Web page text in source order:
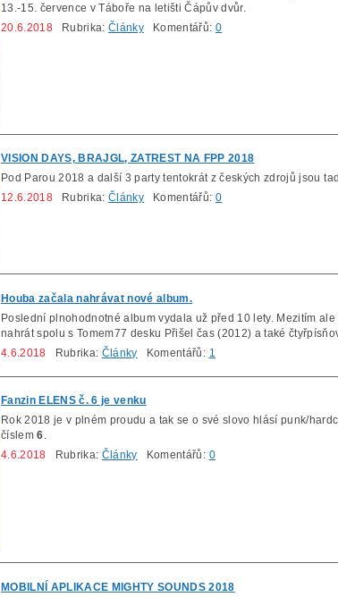
13.-15. července v Táboře na letišti Čápův dvůr.
20.6.2018 Rubrika:Články Komentářů: 0
VISION DAYS, BRAJGL, ZATREST NA FPP 2018
Pod Parou 2018 a další 3 party tentokrát z českých zdrojů jsou
12.6.2018 Rubrika:Články Komentářů: 0
Houba začala nahrávat nové album.
Poslední plnohodnotné album vydala už před 10 lety. Mezitím
nahrát spolu s Tomem77 desku Přišel čas (2012) a také
4.6.2018 Rubrika: Články Komentářů: 1
Fanzin ELENS č. 6 je venku
Rok 2018 je v plném proudu a tak se o své slovo hlásí punk/
číslem6.
4.6.2018 Rubrika: Články Komentářů: 0
MOBILNÍ APLIKACE MIGHTY SOUNDS 2018